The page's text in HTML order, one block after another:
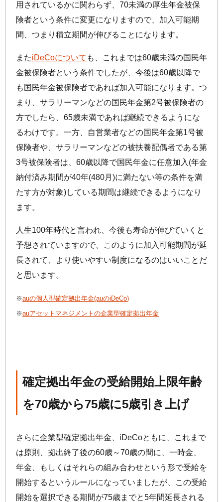
用されているかに関わらず、70未満の厚生年金被保
険者という条件に変更になりますので、加入可能期
間、つまり積立期間が伸びることになります。
またiDeCoについて も、これまでは60歳未満の国民年
金被保険者という条件でしたが、今後は60歳以降で
も国民年金被保険者であれば加入可能になります。つ
まり、サラリーマンなどの国民年金第2号被保険者の
方でしたら、65歳未満であれば継続できるようにな
るわけです。一方、自営業者などの国民年金第1号被
保険者や、サラリーマンなどの被扶養配偶者である第
3号被保険者は、60歳以降で国民年金に任意加入(年金
納付済み期間が40年(480月)に満たない等の条件を満
たす方が対象)している期間は継続できるようになり
ます。
人生100年時代と言われ、今後も寿命が伸びていくと
予想されていますので、このように加入可能期間が延
長されて、より使いやすい制度になるのはいいことだ
と思います。
※auの個人型確定拠出年金(auのiDeCo)
※auアセットマネジメントの企業型確定拠出年金
確定拠出年金の受給開始上限年齢
を70歳から75歳に5歳引き上げ
さらに企業型確定拠出年金、 iDeCoともに、これまで
は原則、拠出終了後の60歳～70歳の間に、一時金、
年金、もしくはそれらの組み合わせという形で受給を
開始するというルールになっていましたが、この受給
開始を選択できる期間が75歳までと5年間延長される